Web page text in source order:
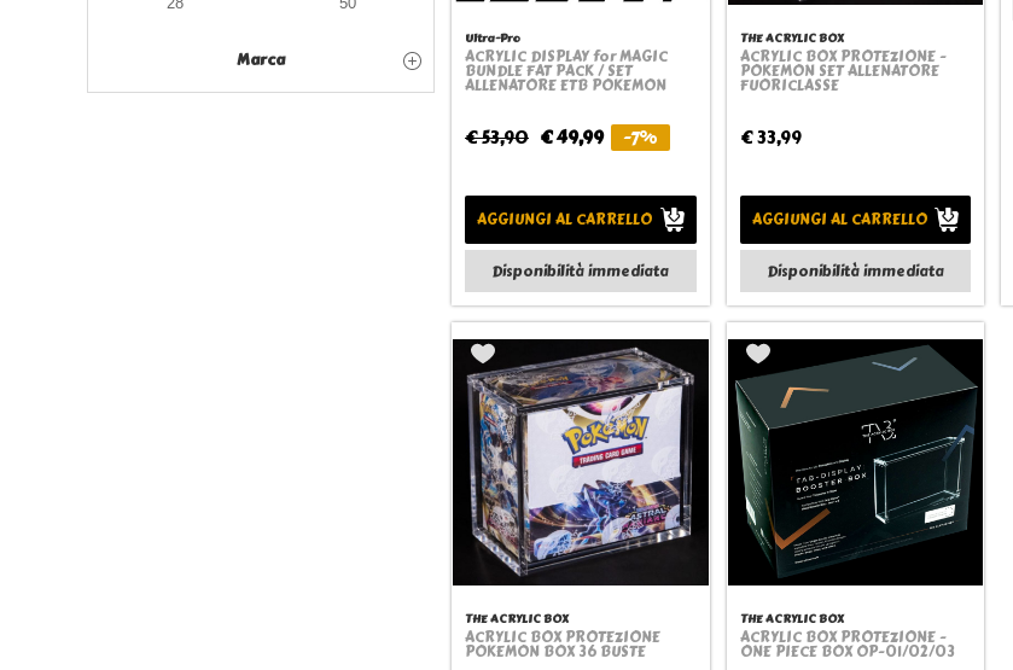
Marca Quickview
Ultra-Pro
ACRYLIC DISPLAY for MAGIC
BUNDLE FAT PACK / SET
ALLENATORE ETB POKEMON
€ 53,90 € 49,99 -7%
AGGIUNGI AL CARRELLO
Disponibilità immediata
Quickview
THE ACRYLIC BOX
ACRYLIC BOX PROTEZIONE -
POKEMON SET ALLENATORE
FUORICLASSE
€ 33,99
AGGIUNGI AL CARRELLO
Disponibilità immediata
Quickview
THE ACRYLIC BOX
ACRYLIC BOX PROTEZIONE
POKEMON BOX 36 BUSTE Quickview
THE ACRYLIC BOX
ACRYLIC BOX PROTEZIONE -
ONE PIECE BOX OP-01/02/03